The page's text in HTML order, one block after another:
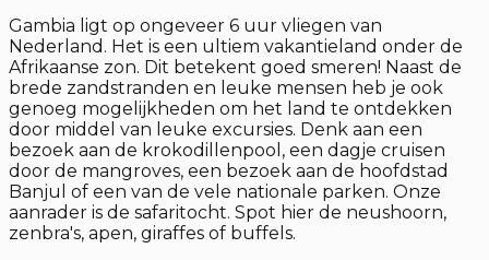
Gambia ligt op ongeveer 6 uur vliegen van
Nederland. Het is een ultiem vakantieland onder de
Afrikaanse zon. Dit betekent goed smeren! Naast de
brede zandstranden en leuke mensen heb je ook
genoeg mogelijkheden om het land te ontdekken
door middel van leuke excursies. Denk aan een
bezoek aan de krokodillenpool, een dagje cruisen
door de mangroves, een bezoek aan de hoofdstad
Banjul of een van de vele nationale parken. Onze
aanrader is de safaritocht. Spot hier de neushoorn,
zenbra's, apen, giraffes of buffels.